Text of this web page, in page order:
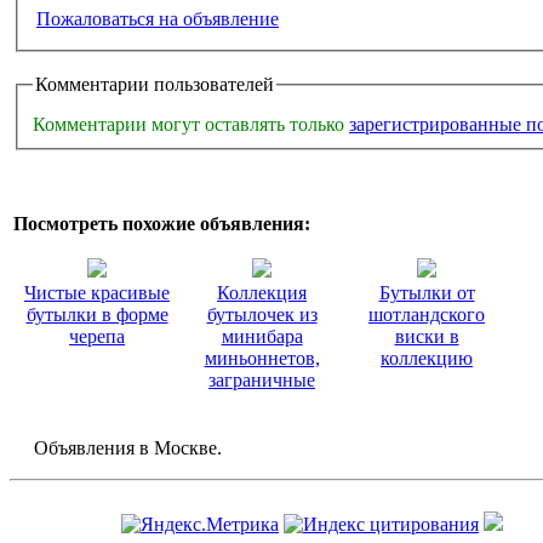
Пожаловаться на объявление
Комментарии пользователей
Комментарии могут оставлять только зарегистрированные
Посмотреть похожие объявления:
Чистые красивые
бутылки в форме
черепа
Коллекция
бутылочек из
минибара
миньоннетов,
заграничные
Бутылки от
шотландского
виски в
коллекцию
Объявления в Москве.